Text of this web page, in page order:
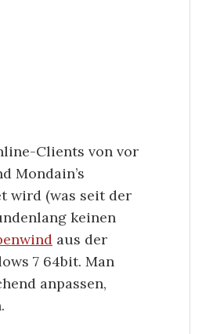
Clients von vor
Mondain’s
wird (was seit der
keinen
aus der
7 64bit. Man
anpassen,